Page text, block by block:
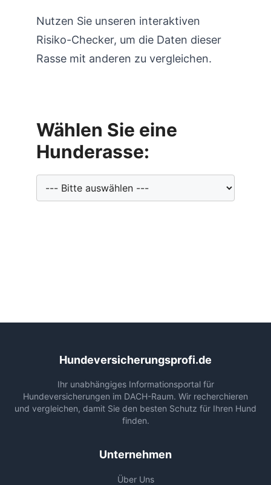
Nutzen Sie unseren interaktiven
Risiko-Checker, um die Daten dieser
Rasse mit anderen zu vergleichen.
Wählen Sie eine
Hunderasse:
Hundeversicherungsprofi.de
Ihr unabhängiges Informationsportal für
Hundeversicherungen im DACH-Raum. Wir recherchieren
und vergleichen, damit Sie den besten Schutz für Ihren Hund
finden.
Unternehmen
Über Uns